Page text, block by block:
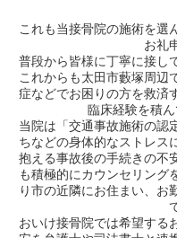
これも当接骨院の施術を選
お礼
普段から皆様に丁寧に接し
これからも太田市藪塚周辺
症などでお困りの方を救済
臨床経験を積
当院は「交通事故施術の認
ちなどの身体的なストレス
抱える事故後の手続きの不
も積極的にカウンセリング
り市の近隣にお住まい、お
おいけ接骨院では希望する